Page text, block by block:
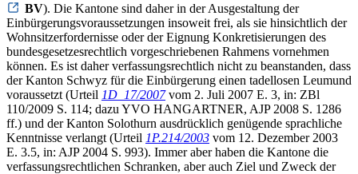
BV). Die Kantone sind daher in der Ausgestaltung der
Einbürgerungsvoraussetzungen insoweit frei, als sie hinsichtlich der
Wohnsitzerfordernisse oder der Eignung Konkretisierungen des
bundesgesetzesrechtlich vorgeschriebenen Rahmens vornehmen
können. Es ist daher verfassungsrechtlich nicht zu beanstanden, dass
der Kanton Schwyz für die Einbürgerung einen tadellosen Leumund
voraussetzt (Urteil 1D_17/2007vom 2. Juli 2007 E. 3, in: ZBl
110/2009 S. 114; dazu YVO HANGARTNER, AJP 2008 S. 1286
ff.) und der Kanton Solothurn ausdrücklich genügende sprachliche
Kenntnisse verlangt (Urteil 1P.214/2003 vom 12. Dezember 2003
E. 3.5, in: AJP 2004 S. 993). Immer aber haben die Kantone die
verfassungsrechtlichen Schranken, aber auch Ziel und Zweck der